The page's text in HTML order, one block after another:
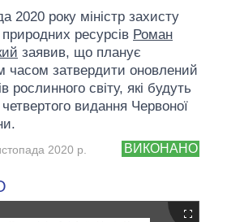
2020 року міністр захисту
природних ресурсів Роман
заявив, що планує
часом затвердити оновлений
рослинного світу, які будуть
видання Червоної
ВИКОНАНО
2020 р.